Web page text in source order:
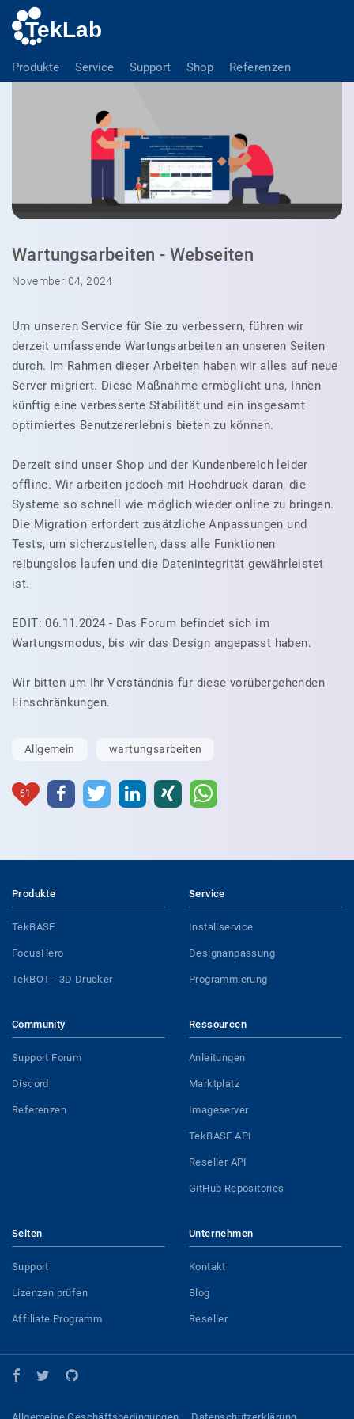
Produkte Service Support Shop Referenzen
Wartungsarbeiten - Webseiten
November 04, 2024
Um unseren Service für Sie zu verbessern, führen wir
derzeit umfassende Wartungsarbeiten an unseren Seiten
durch. Im Rahmen dieser Arbeiten haben wir alles auf neue
Server migriert. Diese Maßnahme ermöglicht uns, Ihnen
künftig eine verbesserte Stabilität und ein insgesamt
optimiertes Benutzererlebnis bieten zu können.
Derzeit sind unser Shop und der Kundenbereich leider
offline. Wir arbeiten jedoch mit Hochdruck daran, die
Systeme so schnell wie möglich wieder online zu bringen.
Die Migration erfordert zusätzliche Anpassungen und
Tests, um sicherzustellen, dass alle Funktionen
reibungslos laufen und die Datenintegrität gewährleistet
ist.
EDIT: 06.11.2024 - Das Forum befindet sich im
Wartungsmodus, bis wir das Design angepasst haben.
Wir bitten um Ihr Verständnis für diese vorübergehenden
Einschränkungen.
Allgemein wartungsarbeiten
61
Produkte
TekBASE
FocusHero
TekBOT - 3D Drucker
Service
Installservice
Designanpassung
Programmierung
Community
Support Forum
Discord
Referenzen
Ressourcen
Anleitungen
Marktplatz
Imageserver
TekBASE API
Reseller API
GitHub Repositories
Seiten
Support
Lizenzen prüfen
Affiliate Programm
Unternehmen
Kontakt
Blog
Reseller